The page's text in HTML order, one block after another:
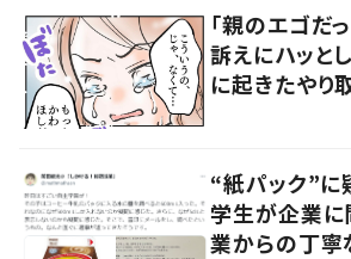
「親のエゴだ
訴えにハッ
に起きたやり
“紙パック”に
学生が企業
業からの丁寧